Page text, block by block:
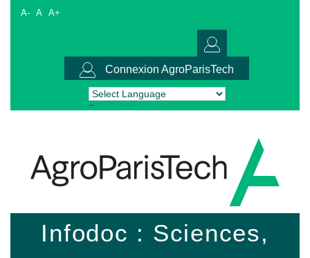
A- A A+
Connexion AgroParisTech
Powered by Translate
Infodoc : Sciences,